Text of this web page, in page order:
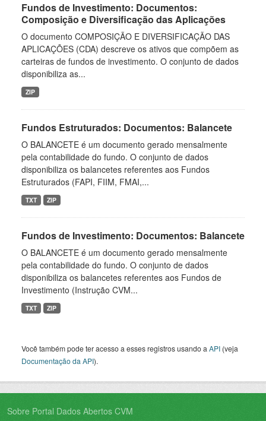
Fundos de Investimento: Documentos:
Composição e Diversificação das Aplicações
O documento COMPOSIÇÃO E DIVERSIFICAÇÃO DAS
APLICAÇÕES (CDA) descreve os ativos que compõem as
carteiras de fundos de investimento. O conjunto de dados
disponibiliza as...
ZIP
Fundos Estruturados: Documentos: Balancete
O BALANCETE é um documento gerado mensalmente
pela contabilidade do fundo. O conjunto de dados
disponibiliza os balancetes referentes aos Fundos
Estruturados (FAPI, FIIM, FMAI,...
TXT ZIP
Fundos de Investimento: Documentos: Balancete
O BALANCETE é um documento gerado mensalmente
pela contabilidade do fundo. O conjunto de dados
disponibiliza os balancetes referentes aos Fundos de
Investimento (Instrução CVM...
TXT ZIP
Você também pode ter acesso a esses registros usando a API (veja
Documentação da API).
Sobre Portal Dados Abertos CVM